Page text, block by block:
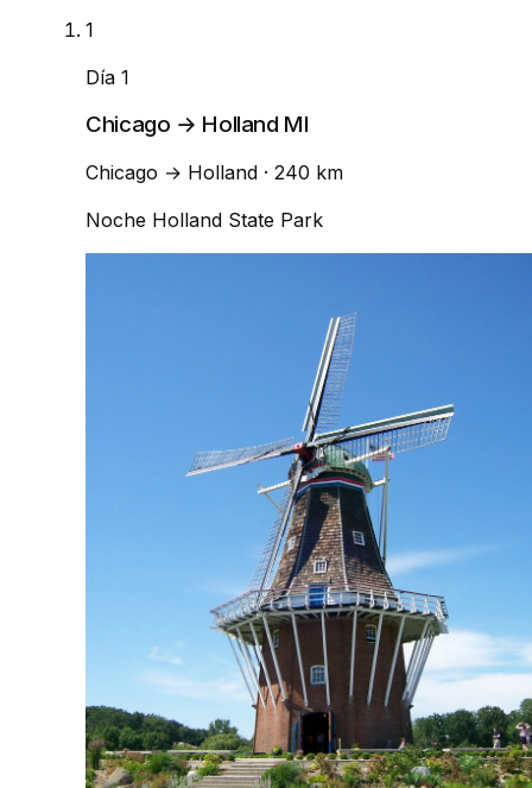
1
Día 1
Chicago → Holland MI
Chicago → Holland · 240 km
Noche Holland State Park